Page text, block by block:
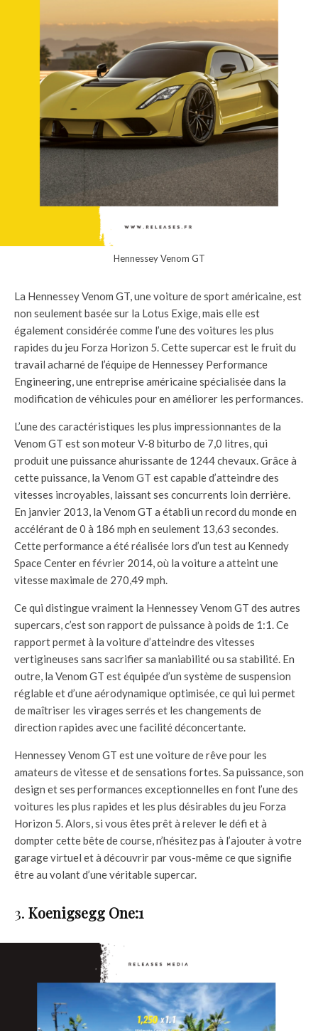
Hennessey Venom GT
La Hennessey Venom GT, une voiture de sport américaine, est
non seulement basée sur la Lotus Exige, mais elle est
également considérée comme l’une des voitures les plus
rapides du jeu Forza Horizon 5. Cette supercar est le fruit du
travail acharné de l’équipe de Hennessey Performance
Engineering, une entreprise américaine spécialisée dans la
modification de véhicules pour en améliorer les performances.
L’une des caractéristiques les plus impressionnantes de la
Venom GT est son moteur V-8 biturbo de 7,0 litres, qui
produit une puissance ahurissante de 1244 chevaux. Grâce à
cette puissance, la Venom GT est capable d’atteindre des
vitesses incroyables, laissant ses concurrents loin derrière.
En janvier 2013, la Venom GT a établi un record du monde en
accélérant de 0 à 186 mph en seulement 13,63 secondes.
Cette performance a été réalisée lors d’un test au Kennedy
Space Center en février 2014, où la voiture a atteint une
vitesse maximale de 270,49 mph.
Ce qui distingue vraiment la Hennessey Venom GT des autres
supercars, c’est son rapport de puissance à poids de 1:1. Ce
rapport permet à la voiture d’atteindre des vitesses
vertigineuses sans sacrifier sa maniabilité ou sa stabilité. En
outre, la Venom GT est équipée d’un système de suspension
réglable et d’une aérodynamique optimisée, ce qui lui permet
de maîtriser les virages serrés et les changements de
direction rapides avec une facilité déconcertante.
Hennessey Venom GT est une voiture de rêve pour les
amateurs de vitesse et de sensations fortes. Sa puissance, son
design et ses performances exceptionnelles en font l’une des
voitures les plus rapides et les plus désirables du jeu Forza
Horizon 5. Alors, si vous êtes prêt à relever le défi et à
dompter cette bête de course, n’hésitez pas à l’ajouter à votre
garage virtuel et à découvrir par vous-même ce que signifie
être au volant d’une véritable supercar.
3. Koenigsegg One:1